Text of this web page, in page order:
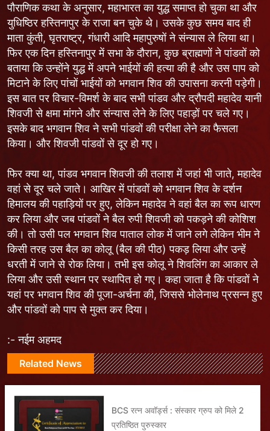
पौराणिक कथा के अनुसार, महाभारत का युद्ध समाप्त हो चुका था और
युधिष्ठिर हस्तिनापुर के राजा बन चुके थे। उसके कुछ समय बाद ही
माता कुंती, घृतराष्ट्र, गंधारी आदि महापुरुषों ने संन्यास ले लिया था।
फिर एक दिन हस्तिनापुर में सभा के दौरान, कुछ ब्राह्मणों ने पांडवों को
बताया कि उन्होंने युद्ध में अपने भाईयों की हत्या की है और उस पाप को
मिटाने के लिए पांचों भाईयों को भगवान शिव की उपासना करनी पड़ेगी।
इस बात पर विचार-विमर्श के बाद सभी पांडव और द्रौपदी महादेव यानी
शिवजी से क्षमा मांगने और संन्यास लेने के लिए पहाड़ों पर चले गए।
इसके बाद भगवान शिव ने सभी पांडवों की परीक्षा लेने का फैसला
किया। और शिवजी पांडवों से दूर हो गए।
फिर क्या था, पांडव भगवान शिवजी की तलाश में जहां भी जाते, महादेव
वहां से दूर चले जाते। आखिर में पांडवों को भगवान शिव के दर्शन
हिमालय की पहाड़ियों पर हुए, लेकिन महादेव ने वहां बैल का रूप धारण
कर लिया और जब पांडवों ने बैल रुपी शिवजी को पकड़ने की कोशिश
की। तो उसी पल भगवान शिव पाताल लोक में जाने लगे लेकिन भीम ने
किसी तरह उस बैल का कोलू (बैल की पीठ) पकड़ लिया और उन्हें
धरती में जाने से रोक लिया। तभी इस कोलू ने शिवलिंग का आकार ले
लिया और उसी स्थान पर स्थापित हो गए। कहा जाता है कि पांडवों ने
यहां पर भगवान शिव की पूजा-अर्चना की, जिससे भोलेनाथ प्रसन्न हुए
और पांडवों को पाप से मुक्त कर दिया।
:- नईम अहमद
Related News
BCS रत्न अवॉर्ड्स : संस्कार ग्रुप को मिले 2
प्रतिष्ठित पुरुस्कार